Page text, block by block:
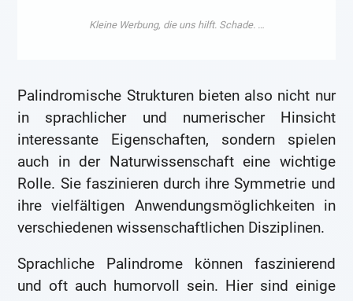
Palindromische Strukturen bieten also nicht nur
in sprachlicher und numerischer Hinsicht
interessante Eigenschaften, sondern spielen
auch in der Naturwissenschaft eine wichtige
Rolle. Sie faszinieren durch ihre Symmetrie und
ihre vielfältigen Anwendungsmöglichkeiten in
verschiedenen wissenschaftlichen Disziplinen.
Sprachliche Palindrome können faszinierend
und oft auch humorvoll sein. Hier sind einige